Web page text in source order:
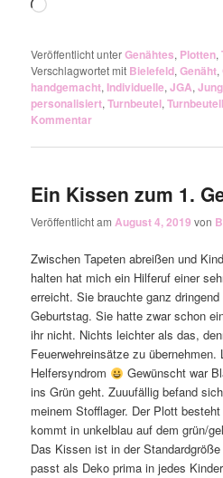
Wird
Veröffentlicht unterGenähtes, Plotten,
Verschlagwortet mit Bielefeld,Genäht,
handgemacht, Individuelle,JGA,
personalisiert,Turnbeutel,
Kommentar
Ein Kissen zum 1.
Veröffentlicht am August 4, 2019 von
Zwischen Tapeten abreißen und
halten hat mich ein Hilferuf einer
erreicht. Sie brauchte ganz
Geburtstag. Sie hatte zwar schon
ihr nicht. Nichts leichter als das,
Feuerwehreinsätze zu übernehmen.
Helfersyndrom
Gewünscht war
ins Grün geht. Zuuufällig befand
meinem Stofflager. Der Plott
kommt in unkelblau auf dem grün/
Das Kissen ist in der
passt als Deko prima in jedes